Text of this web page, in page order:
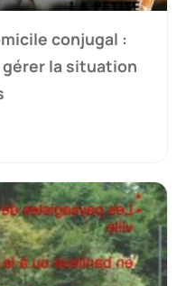
conjugal :
la situation